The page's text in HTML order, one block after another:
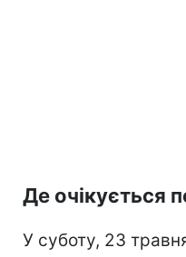
Де очікується
У суботу, 23